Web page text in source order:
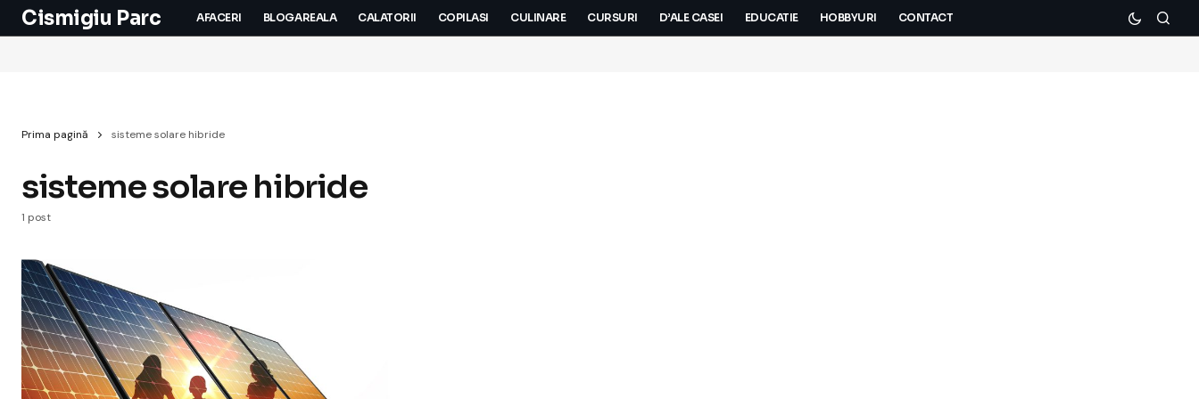
Cismigiu Parc AFACERI BLOGAREALA CALATORII COPILASI CULINARE CURSURI D’ALE CASEI EDUCATIE HOBBYURI CONTACT
Prima pagină sisteme solare hibride
sisteme solare hibride
1 post